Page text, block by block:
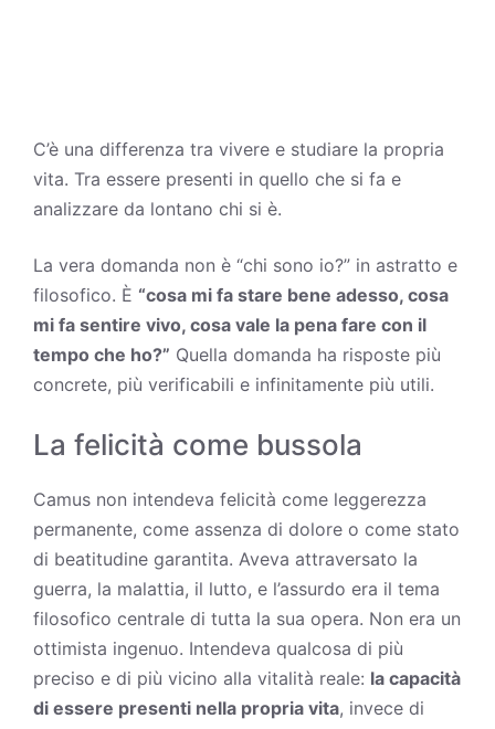
C’è una differenza tra vivere e studiare la propria
vita. Tra essere presenti in quello che si fa e
analizzare da lontano chi si è.
La vera domanda non è “chi sono io?” in astratto e
filosofico. È “cosa mi fa stare bene adesso, cosa
mi fa sentire vivo, cosa vale la pena fare con il
tempo che ho?” Quella domanda ha risposte più
concrete, più verificabili e infinitamente più utili.
La felicità come bussola
Camus non intendeva felicità come leggerezza
permanente, come assenza di dolore o come stato
di beatitudine garantita. Aveva attraversato la
guerra, la malattia, il lutto, e l’assurdo era il tema
filosofico centrale di tutta la sua opera. Non era un
ottimista ingenuo. Intendeva qualcosa di più
preciso e di più vicino alla vitalità reale: la capacità
di essere presenti nella propria vita, invece di